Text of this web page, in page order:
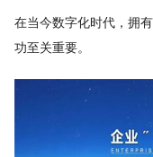
在当今数字化时代，拥
功至关重要。